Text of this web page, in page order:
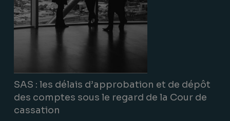
SAS : les délais d’approbation et de dépôt
des comptes sous le regard de la Cour de
cassation